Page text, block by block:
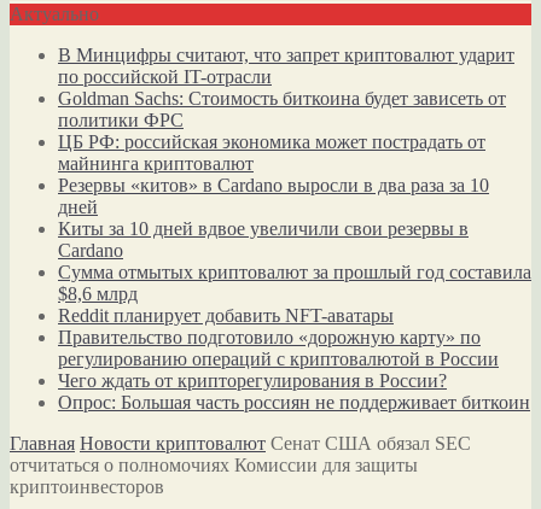
Актуально
В Минцифры считают, что запрет криптовалют ударит
по российской IT-отрасли
Goldman Sachs: Стоимость биткоина будет зависеть от
политики ФРС
ЦБ РФ: российская экономика может пострадать от
майнинга криптовалют
Резервы «китов» в Cardano выросли в два раза за 10
дней
Киты за 10 дней вдвое увеличили свои резервы в
Cardano
Сумма отмытых криптовалют за прошлый год составила
$8,6 млрд
Reddit планирует добавить NFT-аватары
Правительство подготовило «дорожную карту» по
регулированию операций с криптовалютой в России
Чего ждать от крипторегулирования в России?
Опрос: Большая часть россиян не поддерживает биткоин
Главная Новости криптовалют Сенат США обязал SEC
отчитаться о полномочиях Комиссии для защиты
криптоинвесторов